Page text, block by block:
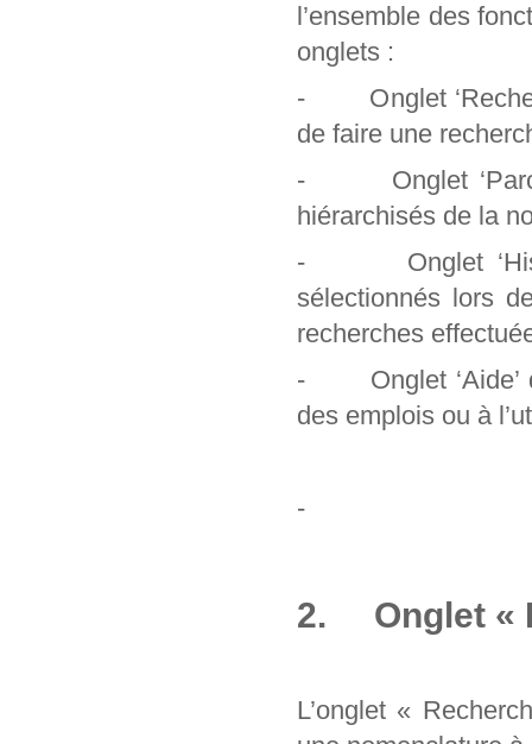
l’ensemble des
onglets :
- Onglet
de faire une
- Onglet
hiérarchisés de la
- Onglet
sélectionnés lors
recherches
- Onglet ‘Aide’
des emplois ou à
-
2. Onglet «
L’onglet «